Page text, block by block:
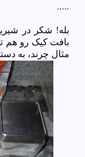
.....
بله! شکر در
بافت کیک رو هم
مثال چرند، به